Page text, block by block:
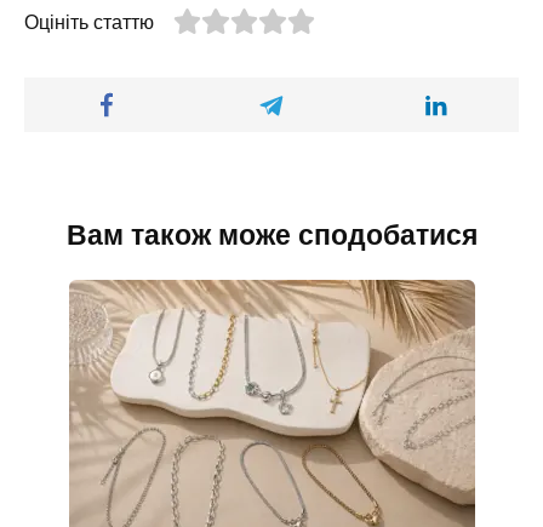
Оцініть статтю
Вам також може сподобатися